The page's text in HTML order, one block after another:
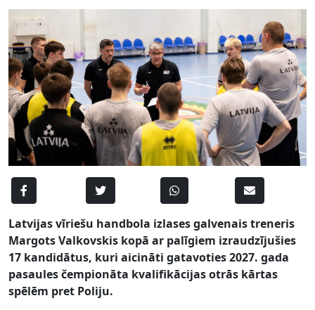
Latvijas vīriešu handbola izlases galvenais treneris
Margots Valkovskis kopā ar palīgiem izraudzījušies
17 kandidātus, kuri aicināti gatavoties 2027. gada
pasaules čempionāta kvalifikācijas otrās kārtas
spēlēm pret Poliju.